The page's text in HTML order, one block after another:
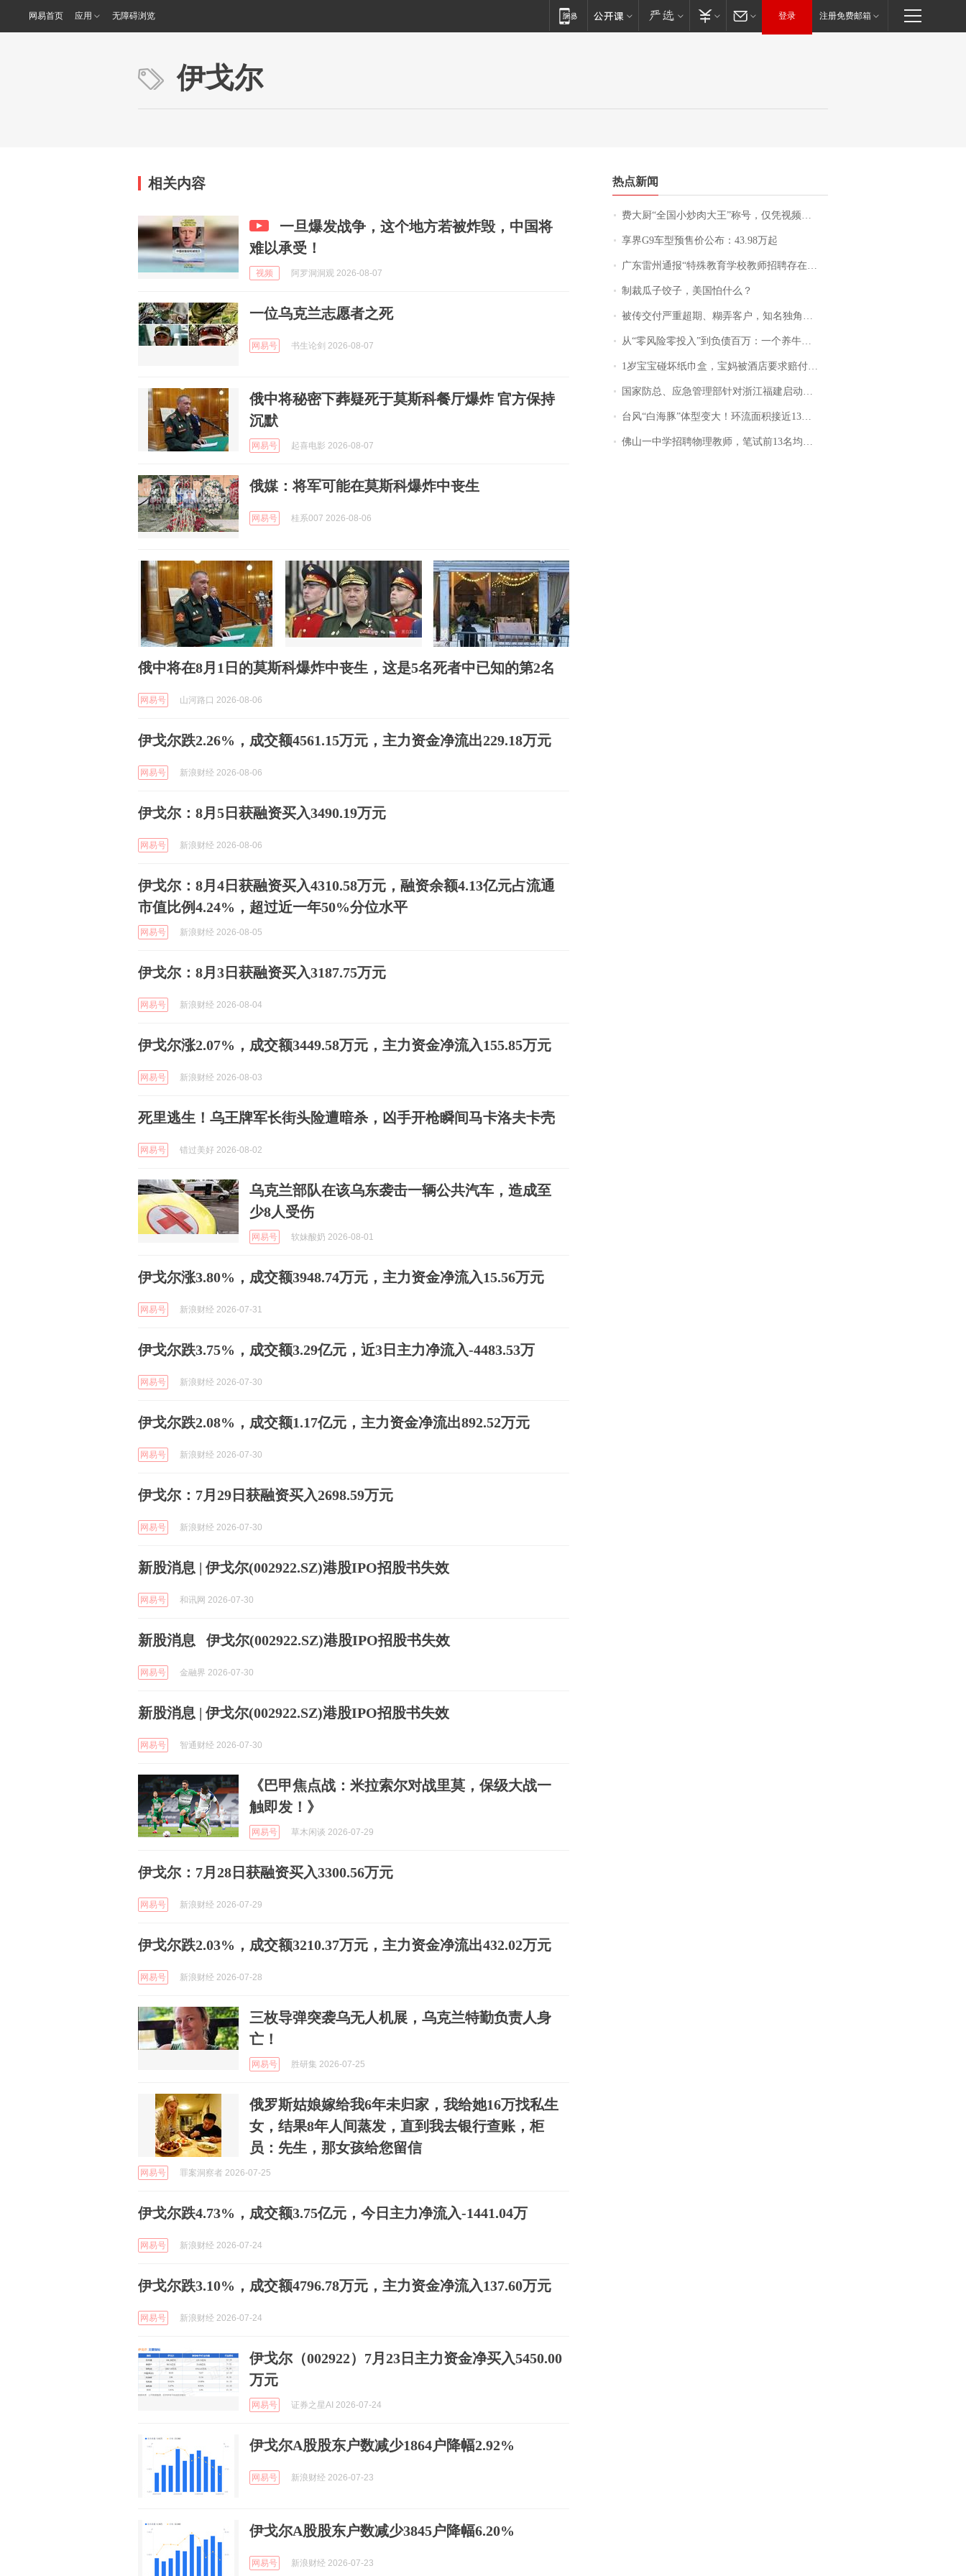
网易首页 应用 无障碍浏览 登录 注册免费邮箱
伊戈尔
相关内容
一旦爆发战争，这个地方若被炸毁，中国将
难以承受！
视频 阿罗洞洞观 2026-08-07
一位乌克兰志愿者之死
网易号 书生论剑 2026-08-07
俄中将秘密下葬疑死于莫斯科餐厅爆炸 官方保持
沉默
网易号 起喜电影 2026-08-07
俄媒：将军可能在莫斯科爆炸中丧生
网易号 桂系007 2026-08-06
俄中将在8月1日的莫斯科爆炸中丧生，这是5名死者中已知的第2名
网易号 山河路口 2026-08-06
伊戈尔跌2.26%，成交额4561.15万元，主力资金净流出229.18万元
网易号 新浪财经 2026-08-06
伊戈尔：8月5日获融资买入3490.19万元
网易号 新浪财经 2026-08-06
伊戈尔：8月4日获融资买入4310.58万元，融资余额4.13亿元占流通
市值比例4.24%，超过近一年50%分位水平
网易号 新浪财经 2026-08-05
伊戈尔：8月3日获融资买入3187.75万元
网易号 新浪财经 2026-08-04
伊戈尔涨2.07%，成交额3449.58万元，主力资金净流入155.85万元
网易号 新浪财经 2026-08-03
死里逃生！乌王牌军长街头险遭暗杀，凶手开枪瞬间马卡洛夫卡壳
网易号 错过美好 2026-08-02
乌克兰部队在该乌东袭击一辆公共汽车，造成至
少8人受伤
网易号 软妹酸奶 2026-08-01
伊戈尔涨3.80%，成交额3948.74万元，主力资金净流入15.56万元
网易号 新浪财经 2026-07-31
伊戈尔跌3.75%，成交额3.29亿元，近3日主力净流入-4483.53万
网易号 新浪财经 2026-07-30
伊戈尔跌2.08%，成交额1.17亿元，主力资金净流出892.52万元
网易号 新浪财经 2026-07-30
伊戈尔：7月29日获融资买入2698.59万元
网易号 新浪财经 2026-07-30
新股消息 | 伊戈尔(002922.SZ)港股IPO招股书失效
网易号 和讯网 2026-07-30
新股消息 伊戈尔(002922.SZ)港股IPO招股书失效
网易号 金融界 2026-07-30
新股消息 | 伊戈尔(002922.SZ)港股IPO招股书失效
网易号 智通财经 2026-07-30
《巴甲焦点战：米拉索尔对战里莫，保级大战一
触即发！》
网易号 草木闲谈 2026-07-29
伊戈尔：7月28日获融资买入3300.56万元
网易号 新浪财经 2026-07-29
伊戈尔跌2.03%，成交额3210.37万元，主力资金净流出432.02万元
网易号 新浪财经 2026-07-28
三枚导弹突袭乌无人机展，乌克兰特勤负责人身
亡！
网易号 胜研集 2026-07-25
俄罗斯姑娘嫁给我6年未归家，我给她16万找私生
女，结果8年人间蒸发，直到我去银行查账，柜
员：先生，那女孩给您留信
网易号 罪案洞察者 2026-07-25
伊戈尔跌4.73%，成交额3.75亿元，今日主力净流入-1441.04万
网易号 新浪财经 2026-07-24
伊戈尔跌3.10%，成交额4796.78万元，主力资金净流入137.60万元
网易号 新浪财经 2026-07-24
伊戈尔（002922）7月23日主力资金净买入5450.00
万元
网易号 证券之星AI 2026-07-24
伊戈尔A股股东户数减少1864户降幅2.92%
网易号 新浪财经 2026-07-23
伊戈尔A股股东户数减少3845户降幅6.20%
网易号 新浪财经 2026-07-23
热点新闻
费大厨“全国小炒肉大王”称号，仅凭视频评出？中国烹饪协会回应
享界G9车型预售价公布：43.98万起
广东雷州通报“特殊教育学校教师招聘存在违规行为”：已启动问责程序 副校长被停职
制裁瓜子饺子，美国怕什么？
被传交付严重超期、糊弄客户，知名独角兽车企创始人回应：都没证据，将依法采取措施，“本人长期与美国交管局保持沟通，对方表示肯定”
从“零风险零投入”到负债百万：一个养牛项目崩盘后，谁该为农户的贷款买单丨红星调查
1岁宝宝碰坏纸巾盒，宝妈被酒店要求赔付924元！三亚一酒店回复：骨瓷定制！网友一查价格，吵翻了
国家防总、应急管理部针对浙江福建启动防汛防台风四级应急响应
台风“白海豚”体型变大！环流面积接近13个浙江那么大
佛山一中学招聘物理教师，笔试前13名均遭淘汰？教育局：已叫停招聘，成立调查组全面核查